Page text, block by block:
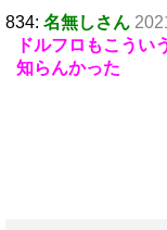
834: 名無しさん
ドルフロもこうい
知らんかった